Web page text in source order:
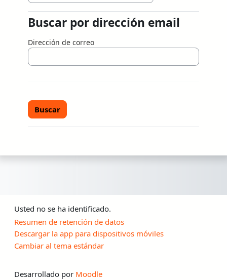
Buscar por dirección email
Buscar por dirección email
Dirección de correo
Usted no se ha identificado.
Resumen de retención de datos
Descargar la app para dispositivos móviles
Cambiar al tema estándar
Desarrollado por Moodle